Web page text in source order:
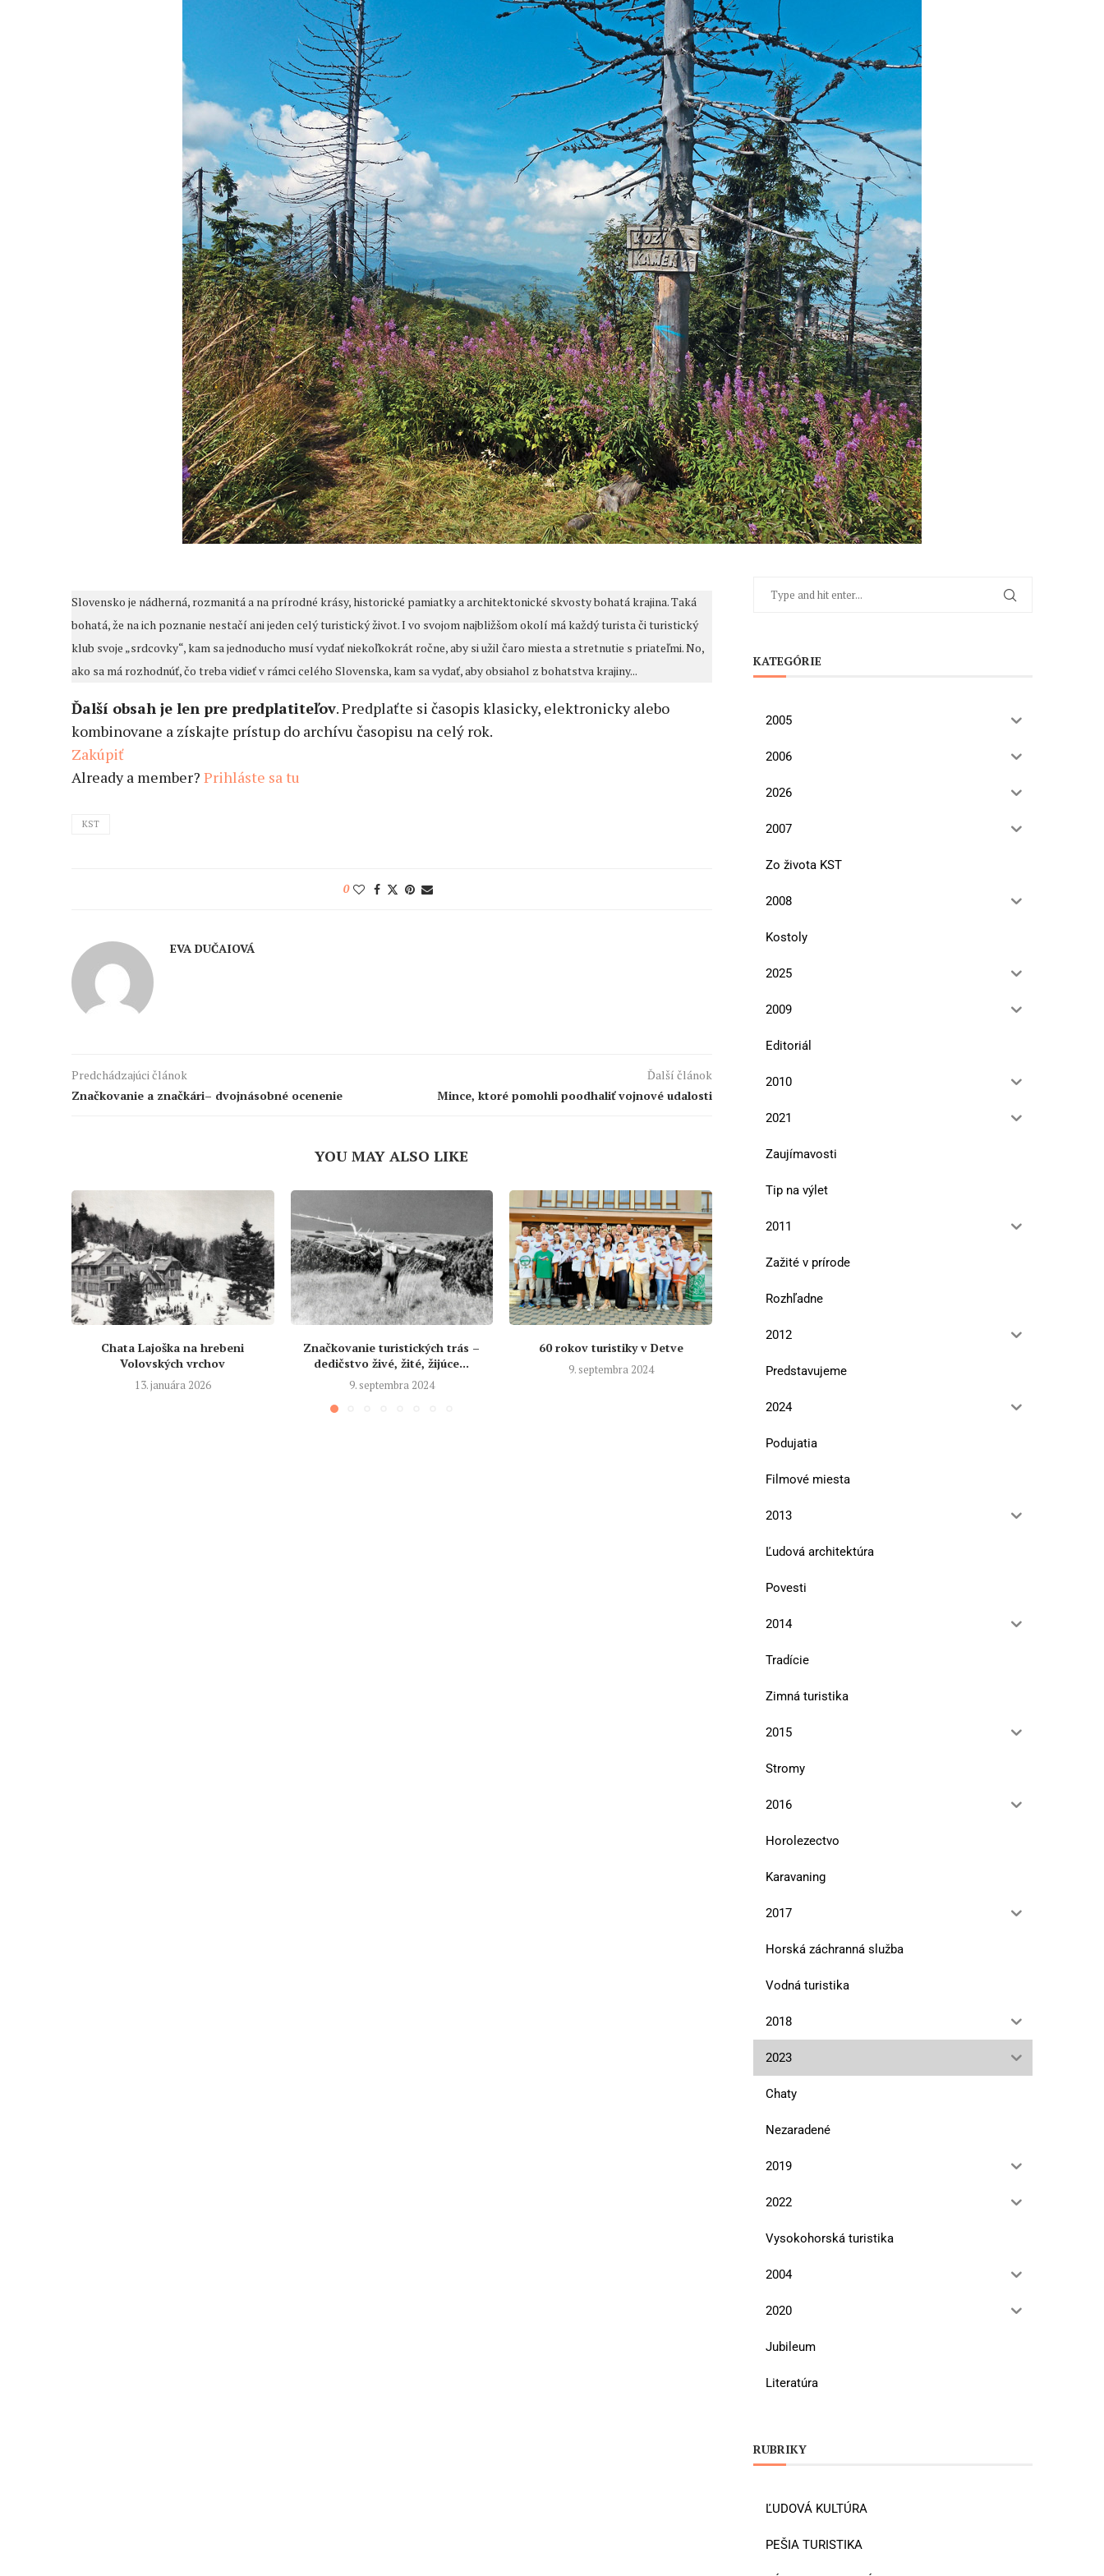
Slovensko je nádherná, rozmanitá a na prírodné krásy, historické pamiatky a architektonické skvosty bohatá krajina. Taká
bohatá, že na ich poznanie nestačí ani jeden celý turistický život. I vo svojom najbližšom okolí má každý turista či turistický
klub svoje „srdcovky“, kam sa jednoducho musí vydať niekoľkokrát ročne, aby si užil čaro miesta a stretnutie s priateľmi. No,
ako sa má rozhodnúť, čo treba vidieť v rámci celého Slovenska, kam sa vydať, aby obsiahol z bohatstva krajiny...
Ďalší obsah je len pre predplatiteľov. Predplaťte si časopis klasicky, elektronicky alebo
kombinovane a získajte prístup do archívu časopisu na celý rok.
Zakúpiť
Already a member? Prihláste sa tu
KST
0
EVA DUČAIOVÁ
Predchádzajúci článok
Značkovanie a značkári– dvojnásobné ocenenie
Ďalší článok
Mince, ktoré pomohli poodhaliť vojnové udalosti
YOU MAY ALSO LIKE
Chata Lajoška na hrebeni
Volovských vrchov
13. januára 2026
Značkovanie turistických trás –
dedičstvo živé, žité, žijúce...
9. septembra 2024
60 rokov turistiky v Detve
9. septembra 2024
náučný chodník Tajch
KATEGÓRIE
2005
2006
2026
2007
Zo života KST
2008
Kostoly
2025
2009
Editoriál
2010
2021
Zaujímavosti
Tip na výlet
2011
Zažité v prírode
Rozhľadne
2012
Predstavujeme
2024
Podujatia
Filmové miesta
2013
Ľudová architektúra
Povesti
2014
Tradície
Zimná turistika
2015
Stromy
2016
Horolezectvo
Karavaning
2017
Horská záchranná služba
Vodná turistika
2018
2023
Chaty
Nezaradené
2019
2022
Vysokohorská turistika
2004
2020
Jubileum
Literatúra
RUBRIKY
ĽUDOVÁ KULTÚRA
PEŠIA TURISTIKA